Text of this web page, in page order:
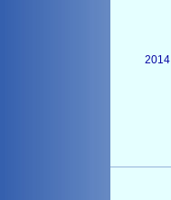
2014